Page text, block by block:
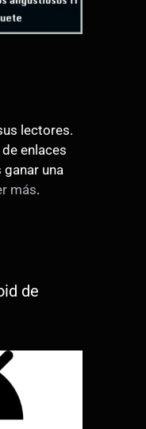
lectores.
enlaces
una
más.
de